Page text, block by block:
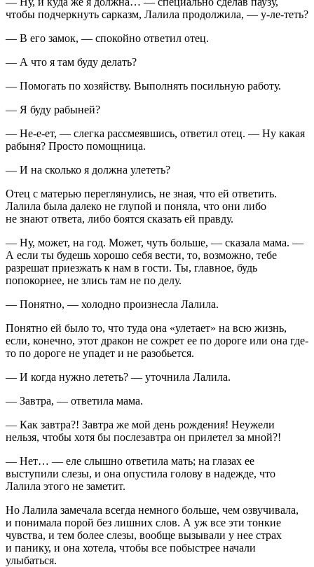
чтобы подчеркнуть сарказм, Лалила продолжила, — у-ле-теть?
— В его замок, — спокойно ответил отец.
— А что я там буду делать?
— Помогать по хозяйству. Выполнять посильную работу.
— Я буду рабыней?
— Не-е-ет, — слегка рассмеявшись, ответил отец. — Ну какая
рабыня? Просто помощница.
— И на сколько я должна улететь?
Отец с матерью переглянулись, не зная, что ей ответить.
Лалила была далеко не глупой и поняла, что они либо
не знают ответа, либо боятся сказать ей правду.
— Ну, может, на год. Может, чуть больше, — сказала мама. —
А если ты будешь хорошо себя вести, то, возможно, тебе
разрешат приезжать к нам в гости. Ты, главное, будь
попокорнее, не злись там не по делу.
— Понятно, — холодно произнесла Лалила.
Понятно ей было то, что туда она «улетает» на всю жизнь,
если, конечно, этот дракон не сожрет ее по дороге или она где-
то по дороге не упадет и не разобьется.
— И когда нужно лететь? — уточнила Лалила.
— Завтра, — ответила мама.
— Как завтра?! Завтра же мой день рождения! Неужели
нельзя, чтобы хотя бы послезавтра он прилетел за мной?!
— Нет… — еле слышно ответила мать; на глазах ее
выступили слезы, и она опустила голову в надежде, что
Лалила этого не заметит.
Но Лалила замечала всегда немного больше, чем озвучивала,
и понимала порой без лишних слов. А уж все эти тонкие
чувства, и тем более слезы, вообще вызывали у нее страх
и панику, и она хотела, чтобы все побыстрее начали
улыбаться.